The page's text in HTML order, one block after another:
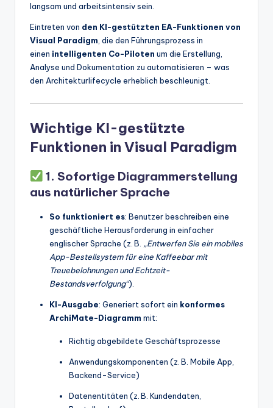
langsam und arbeitsintensiv sein.
Eintreten von den KI-gestützten EA-Funktionen von
Visual Paradigm , die den Führungsprozess in
einen intelligenten Co-Piloten um die Erstellung,
Analyse und Dokumentation zu automatisieren – was
den Architekturlifecycle erheblich beschleunigt.
Wichtige KI-gestützte
Funktionen in Visual Paradigm
1. Sofortige Diagrammerstellung
aus natürlicher Sprache
So funktioniert es: Benutzer beschreiben eine
geschäftliche Herausforderung in einfacher
englischer Sprache (z. B. „Entwerfen Sie ein mobiles
App-Bestellsystem für eine Kaffeebar mit
Treuebelohnungen und Echtzeit-
Bestandsverfolgung“).
KI-Ausgabe: Generiert sofort ein konformes
ArchiMate-Diagramm mit:
Richtig abgebildete Geschäftsprozesse
Anwendungskomponenten (z. B. Mobile App,
Backend-Service)
Datenentitäten (z. B. Kundendaten,